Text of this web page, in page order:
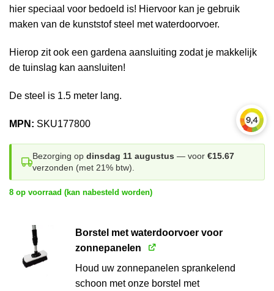
hier speciaal voor bedoeld is! Hiervoor kan je gebruik
maken van de kunststof steel met waterdoorvoer.
Hierop zit ook een gardena aansluiting zodat je makkelijk
de tuinslag kan aansluiten!
De steel is 1.5 meter lang.
MPN: SKU177800
Bezorging op dinsdag 11 augustus — voor €15.67
verzonden (met 21% btw).
8 op voorraad (kan nabesteld worden)
Borstel met waterdoorvoer voor
zonnepanelen
Houd uw zonnepanelen sprankelend
schoon met onze borstel met